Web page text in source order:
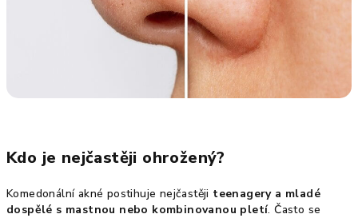
Kdo je nejčastěji ohrožený?
Komedonální akné postihuje nejčastěji teenagery a mladé
dospělé s mastnou nebo kombinovanou pletí. Často se